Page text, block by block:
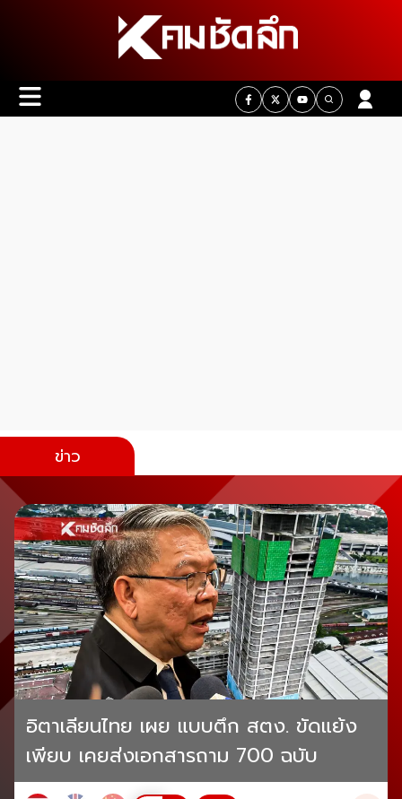
ข่าว
อิตาเลียนไทย เผย แบบตึก สตง. ขัดแย้ง
เพียบ เคยส่งเอกสารถาม 700 ฉบับ